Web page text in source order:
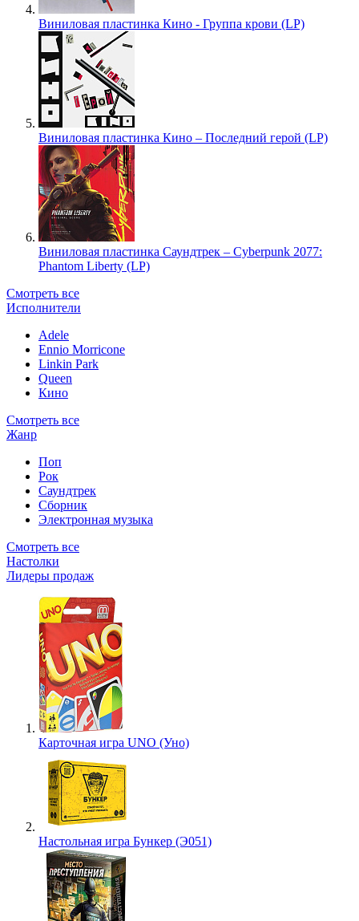
Виниловая пластинка Кино - Группа крови (LP)
Виниловая пластинка Кино – Последний герой (LP)
Виниловая пластинка Саундтрек – Cyberpunk 2077:
Phantom Liberty (LP)
Смотреть все
Исполнители
Adele
Ennio Morricone
Linkin Park
Queen
Кино
Смотреть все
Жанр
Поп
Рок
Саундтрек
Сборник
Электронная музыка
Смотреть все
Настолки
Лидеры продаж
Карточная игра UNO (Уно)
Настольная игра Бункер (Э051)